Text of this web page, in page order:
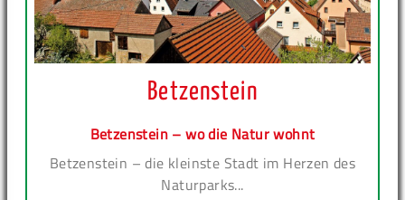
Betzenstein
Betzenstein – wo die Natur wohnt
Betzenstein – die kleinste Stadt im Herzen des
Naturparks...